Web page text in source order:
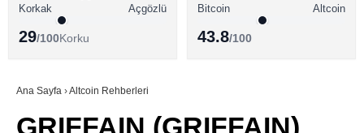
Youtube
ALTCOİN HABERLERİ
SÖZLÜK
Korkak
Açgözlü
29/100Korku
Bitcoin
Altcoin
43.8/100
Ana Sayfa ›Altcoin Rehberleri
GRIFFAIN (GRIFFAIN)